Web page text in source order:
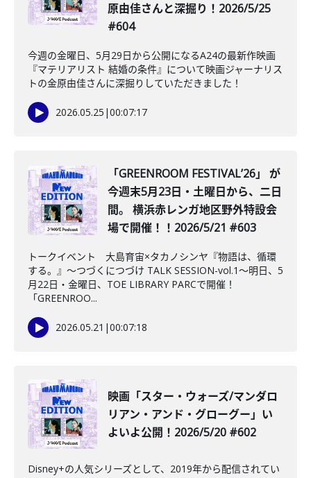
原由佳さんと深掘り！2026/5/25
#604
今週の金曜日、5月29日から公開になるA24の最新作映画
『マテリアリスト 結婚の条件』について映画ジャーナリス
トの金原由佳さんに深掘りしていただきました！
2026.05.25 |00:07:17
「GREENROOM FESTIVALʼ26」 が
今週末5月23日・土曜日から、二日
間。 横浜赤レンガ地区野外特設会
場で開催！！2026/5/21 #603
トークイベント 大島育宙×タカノシンヤ『物語は、循環
する。』～つづくにつづけ TALK SESSION-vol.1～明日、5
月22日・金曜日、TOE LIBRARY PARCで開催！
「GREENROO...
2026.05.21 |00:07:18
映画「スター・ウォーズ/マンダロ
リアン・アンド・グローグー」い
よいよ公開！2026/5/20 #602
Disney+の人気シリーズとして、2019年から配信されてい